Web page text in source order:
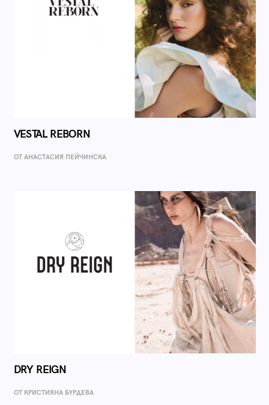
VESTAL REBORN
ОТ AНАСТАСИЯ ПЕЙЧИНСКА
DRY REIGN
ОТ КРИСТИЯНА БУРДЕВА